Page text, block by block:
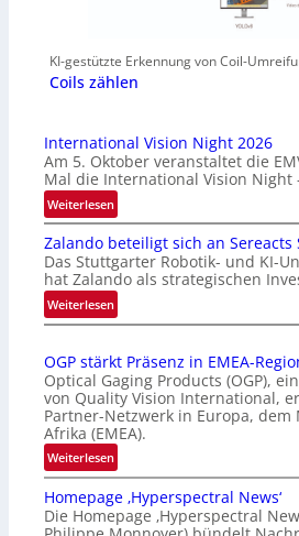
KI-gestützte Erkennung von Coil-
Coils zählen
International Vision Night 2026
Am 5. Oktober veranstaltet die
Mal die International Vision Night
Weiterlesen:
I
n
t
e
r
n
t
i
o
n
l
V
i
Zalando beteiligt sich an Sereacts
Das Stuttgarter Robotik- und KI-
hat Zalando als strategischen
Weiterlesen:
Z
l
a
n
d
o
b
e
t
OGP stärkt Präsenz in EMEA-
Optical Gaging Products (OGP),
von Quality Vision International,
Partner-Netzwerk in Europa,
Afrika (EMEA).
Weiterlesen:
O
G
P
Homepage ‚Hyperspectral News‘
Die Homepage ‚Hyperspectral